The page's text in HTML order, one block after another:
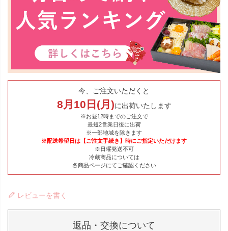
今、ご注文いただくと
8 月 10 日(月 )に出荷いたします
※お昼12時までのご注文で
最短2営業日後に出荷
※一部地域を除きます
※配送希望日は【ご注文手続き】時にご指定いただけます
※日曜発送不可
冷蔵商品については
各商品ページにてご確認ください
レビューを書く
返品・交換について